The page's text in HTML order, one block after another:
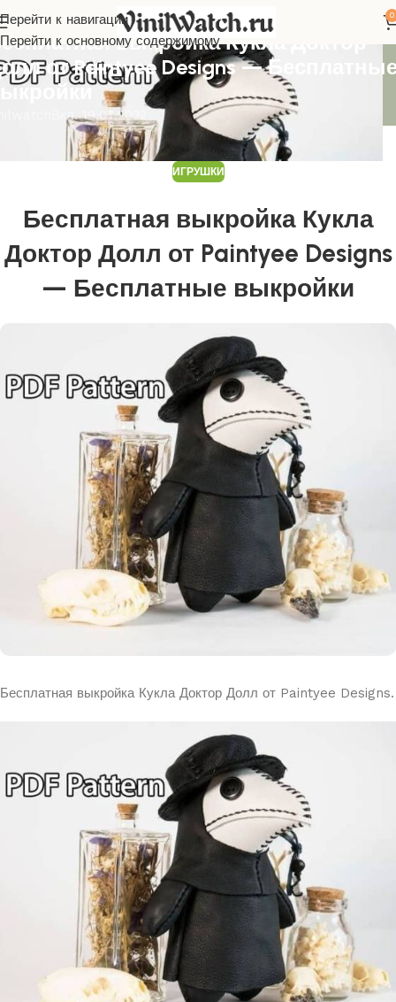
Перейти к навигации
Перейти к основному содержимому
0
выкройка Кукла Доктор
от Paintyee Designs —
Вкл. 19.07.2022
ИГРУШКИ
Бесплатная выкройка Кукла
Доктор Долл от Paintyee Designs
— Бесплатные выкройки
Бесплатная выкройка Кукла Доктор Долл от Paintyee Designs.